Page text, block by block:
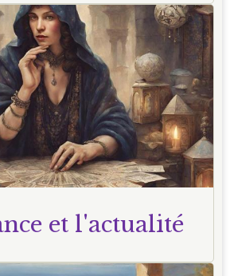
et l'actualité